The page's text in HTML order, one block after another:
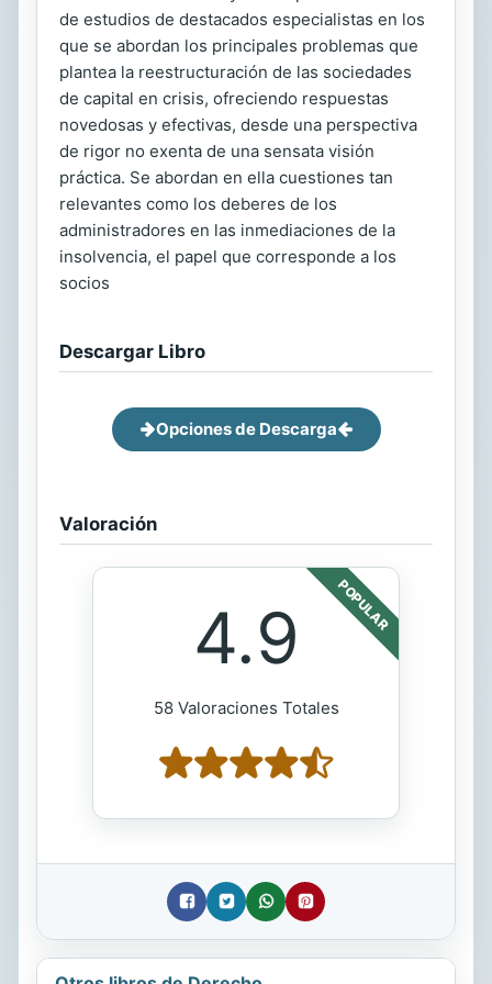
de estudios de destacados especialistas en los
que se abordan los principales problemas que
plantea la reestructuración de las sociedades
de capital en crisis, ofreciendo respuestas
novedosas y efectivas, desde una perspectiva
de rigor no exenta de una sensata visión
práctica. Se abordan en ella cuestiones tan
relevantes como los deberes de los
administradores en las inmediaciones de la
insolvencia, el papel que corresponde a los
socios
Descargar Libro
Opciones de Descarga
Valoración
POPULAR
4.9
58 Valoraciones Totales